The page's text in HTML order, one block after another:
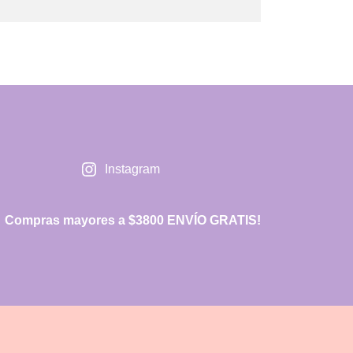
Instagram
Compras mayores a $3800 ENVÍO GRATIS!